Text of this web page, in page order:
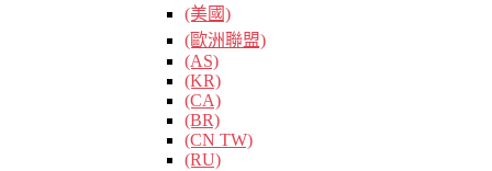
(美國)
(歐洲聯盟)
(AS)
(KR)
(CA)
(BR)
(CN TW)
(RU)